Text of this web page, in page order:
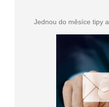
Jednou do měsíce tipy